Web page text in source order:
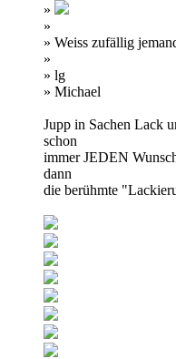
»
»
» Weiss zufällig
»
» lg
» Michael
Jupp in Sachen Lack
schon
immer JEDEN
dann
die berühmte